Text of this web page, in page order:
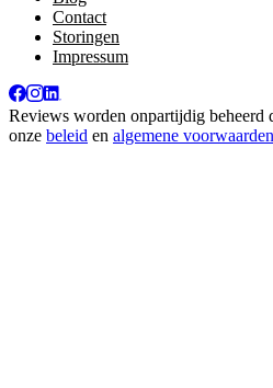
Contact
Storingen
Impressum
Reviews worden onpartijdig beheerd
onze beleid en algemene voorwaarden